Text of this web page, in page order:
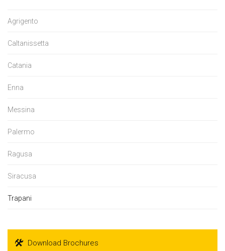
Agrigento
Caltanissetta
Catania
Enna
Messina
Palermo
Ragusa
Siracusa
Trapani
Download Brochures